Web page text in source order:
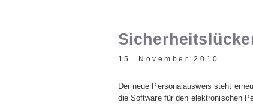
15. November 2010
Der neue Personalausweis steht
die Software für den elektronischen